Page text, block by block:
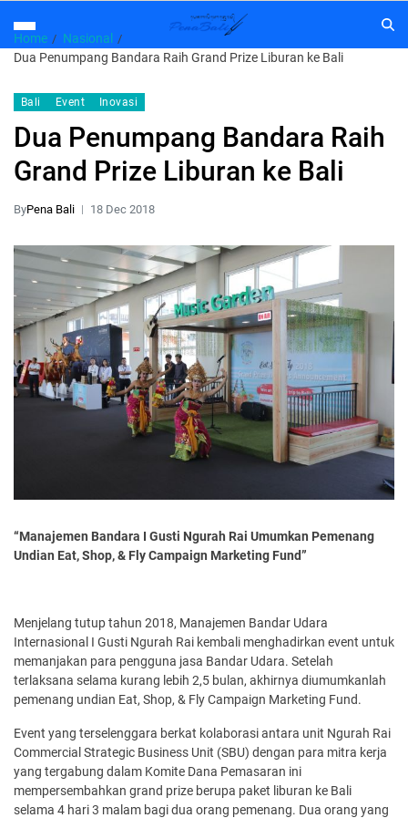
Home
Nasional
Dua Penumpang Bandara Raih Grand Prize Liburan ke Bali
Bali Event Inovasi
Dua Penumpang Bandara Raih
Grand Prize Liburan ke Bali
ByPena Bali 18 Dec 2018
“Manajemen Bandara I Gusti Ngurah Rai Umumkan Pemenang
Undian Eat, Shop, & Fly Campaign Marketing Fund”
Menjelang tutup tahun 2018, Manajemen Bandar Udara
Internasional I Gusti Ngurah Rai kembali menghadirkan event untuk
memanjakan para pengguna jasa Bandar Udara. Setelah
terlaksana selama kurang lebih 2,5 bulan, akhirnya diumumkanlah
pemenang undian Eat, Shop, & Fly Campaign Marketing Fund.
Event yang terselenggara berkat kolaborasi antara unit Ngurah Rai
Commercial Strategic Business Unit (SBU) dengan para mitra kerja
yang tergabung dalam Komite Dana Pemasaran ini
mempersembahkan grand prize berupa paket liburan ke Bali
selama 4 hari 3 malam bagi dua orang pemenang. Dua orang yang